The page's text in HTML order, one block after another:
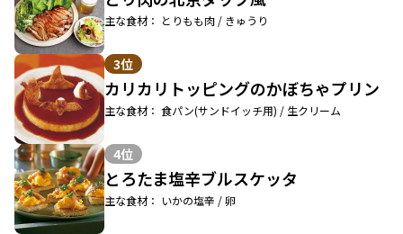
主な食材： とりもも肉 / きゅうり
3位
カリカリトッピングのかぼちゃプリン
主な食材： 食パン(サンドイッチ用) / 生クリーム
4位
とろたま塩辛ブルスケッタ
主な食材： いかの塩辛 / 卵